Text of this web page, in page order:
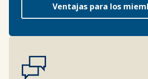
Ventajas para los